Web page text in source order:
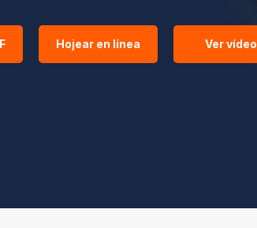
Hojear en línea Ver vídeo